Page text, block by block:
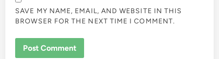
SAVE MY NAME, EMAIL, AND WEBSITE IN THIS
BROWSER FOR THE NEXT TIME I COMMENT.